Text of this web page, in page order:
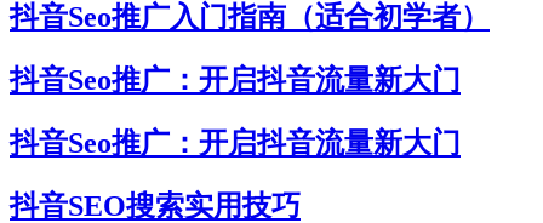
抖音Seo推广入门指南（适合初学者）
抖音Seo推广：开启抖音流量新大门
抖音Seo推广：开启抖音流量新大门
抖音SEO搜索实用技巧